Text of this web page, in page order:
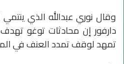
وقال نوري عبدالله الذي
دارفور إن محادثات توغو
تمهد لوقف تمدد العنف في